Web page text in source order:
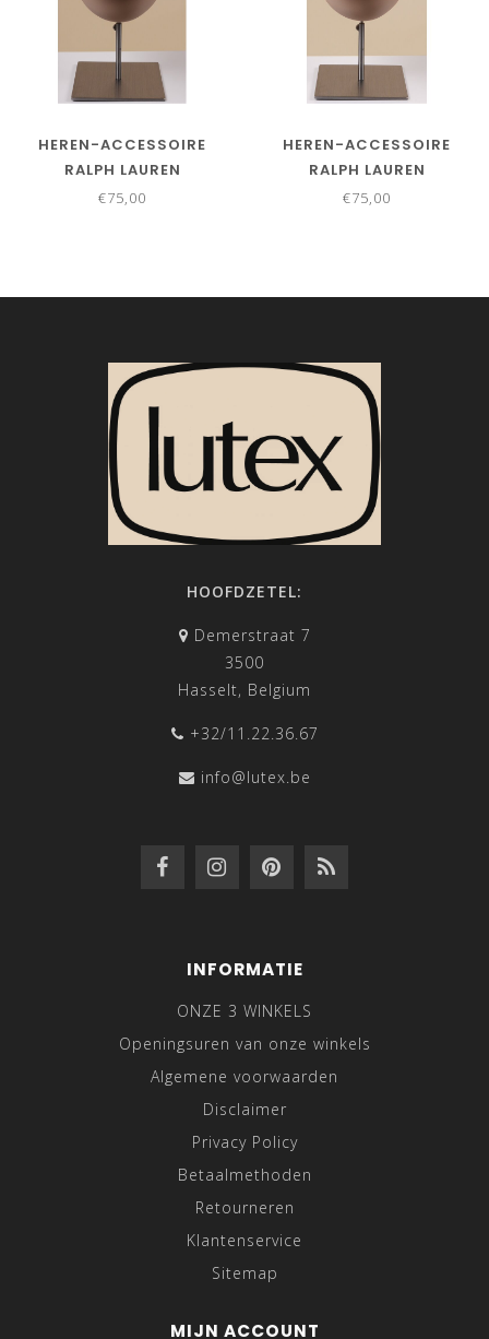
HEREN-ACCESSOIRE
RALPH LAUREN
€75,00
HEREN-ACCESSOIRE
RALPH LAUREN
€75,00
HOOFDZETEL:
Demerstraat 7
3500
Hasselt, Belgium
+32/11.22.36.67
info@lutex.be
INFORMATIE
ONZE 3 WINKELS
Openingsuren van onze winkels
Algemene voorwaarden
Disclaimer
Privacy Policy
Betaalmethoden
Retourneren
Klantenservice
Sitemap
MIJN ACCOUNT